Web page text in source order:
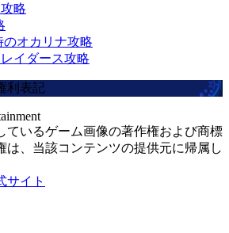
略
のオカリナ攻略
イダース攻略
利表記
いるゲーム画像の著作権および商標
は、当該コンテンツの提供元に帰属し
サイト